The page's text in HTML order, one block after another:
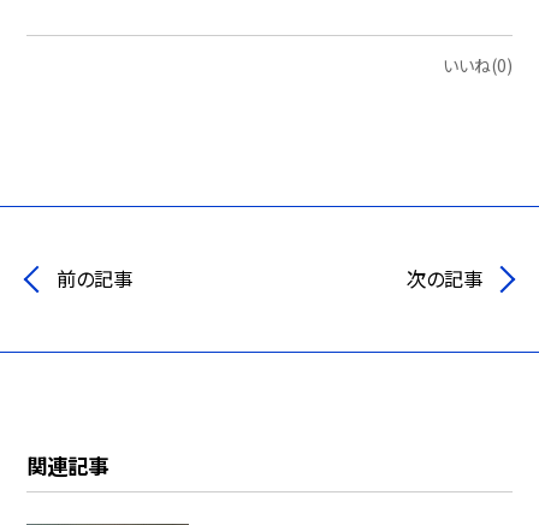
いいね(0)
前の記事 次の記事
関連記事